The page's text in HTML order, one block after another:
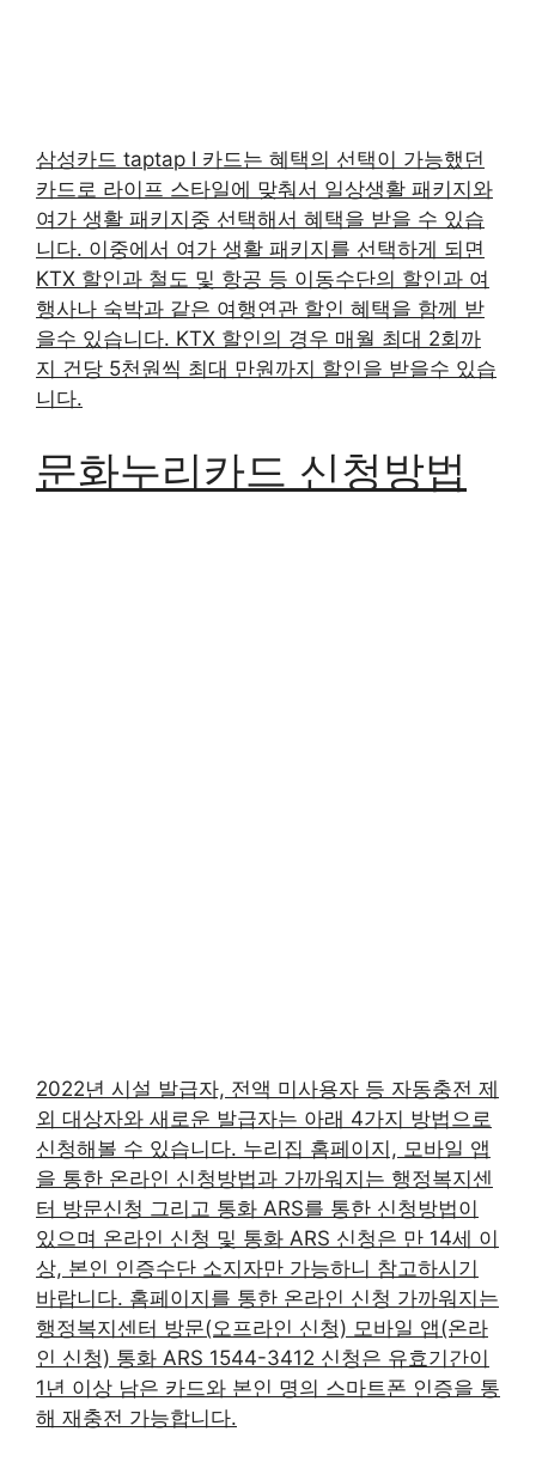
삼성카드 taptap I 카드는 혜택의 선택이 가능했던
카드로 라이프 스타일에 맞춰서 일상생활 패키지와
여가 생활 패키지중 선택해서 혜택을 받을 수 있습
니다. 이중에서 여가 생활 패키지를 선택하게 되면
KTX 할인과 철도 및 항공 등 이동수단의 할인과 여
행사나 숙박과 같은 여행연관 할인 혜택을 함께 받
을수 있습니다. KTX 할인의 경우 매월 최대 2회까
지 건당 5천원씩 최대 만원까지 할인을 받을수 있습
니다.
문화누리카드 신청방법
2022년 시설 발급자, 전액 미사용자 등 자동충전 제
외 대상자와 새로운 발급자는 아래 4가지 방법으로
신청해볼 수 있습니다. 누리집 홈페이지, 모바일 앱
을 통한 온라인 신청방법과 가까워지는 행정복지센
터 방문신청 그리고 통화 ARS를 통한 신청방법이
있으며 온라인 신청 및 통화 ARS 신청은 만 14세 이
상, 본인 인증수단 소지자만 가능하니 참고하시기
바랍니다. 홈페이지를 통한 온라인 신청 가까워지는
행정복지센터 방문(오프라인 신청) 모바일 앱(온라
인 신청) 통화 ARS 1544-3412 신청은 유효기간이
1년 이상 남은 카드와 본인 명의 스마트폰 인증을 통
해 재충전 가능합니다.